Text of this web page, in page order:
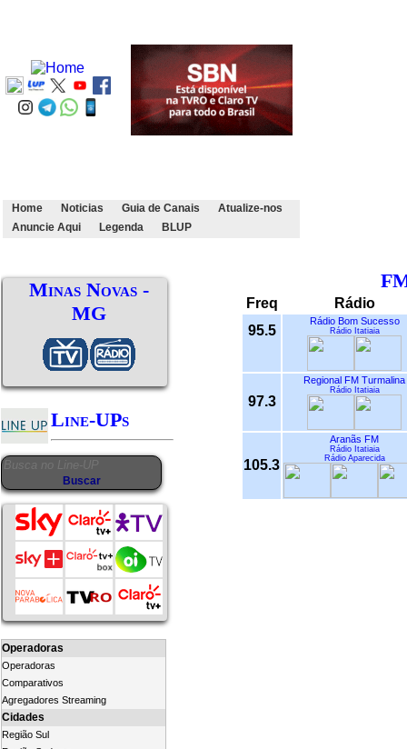
Home Noticias Guia de Canais
Atualize-nos
Anuncie Aqui
Legenda BLUP
Minas Novas -
MG
Line-UPs
Operadoras
Operadoras
Comparativos
Agregadores Streaming
Cidades
Região Sul
Freq
Rádio
95.5
Rádio Bom Sucesso
Rádio Itatiaia
97.3
Regional FM Turmalina
Rádio Itatiaia
105.3
Aranãs FM
Rádio Itatiaia
Rádio Aparecida